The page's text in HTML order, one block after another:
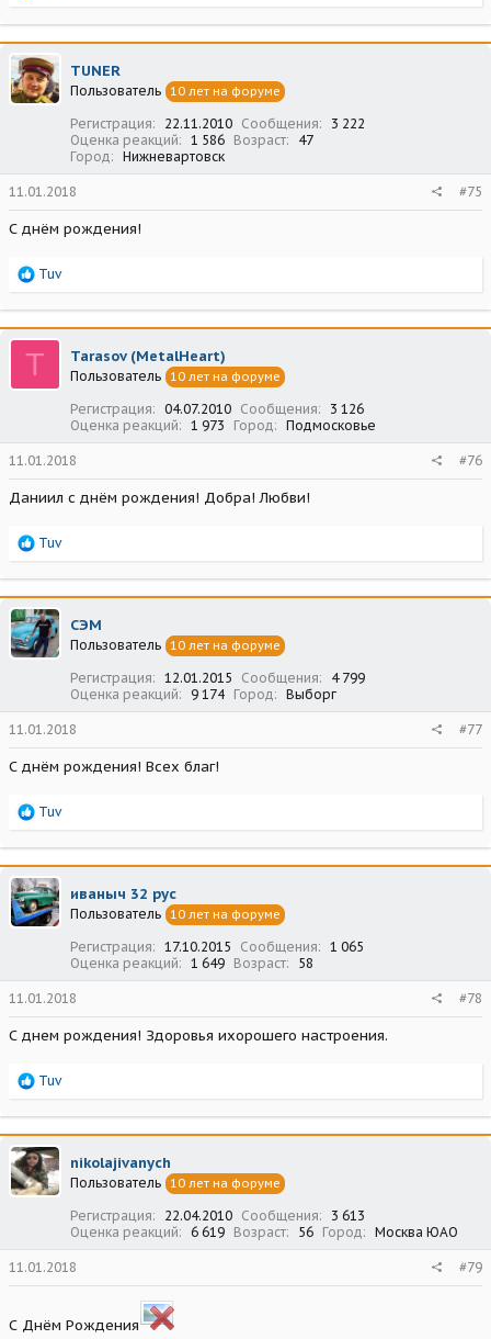
а
к
ц
и
и
TUNER
Пользователь 10 лет на форуме
Регистрация 22.11.2010 Сообщения
3 222
Оценка реакций
1 586 Возраст
47
Город
Нижневартовск
11.01.2018 #75
С днём рождения!
Р
а
к
ц
и
Tuv
T Tarasov (MetalHeart)
Пользователь 10 лет на форуме
Регистрация 04.07.2010 Сообщения
3 126
Оценка реакций
1 973 Город Подмосковье
11.01.2018 #76
Даниил с днём рождения! Добра! Любви!
Р
а
к
ц
и
и
Tuv
СЭМ
Пользователь 10 лет на форуме
Регистрация 12.01.2015 Сообщения
4 799
Оценка реакций
9 174 Город Выборг
11.01.2018 #77
С днём рождения! Всех благ!
Р
а
к
ц
и
и
Tuv
иваныч 32 рус
Пользователь 10 лет на форуме
Регистрация 17.10.2015 Сообщения
1 065
Оценка реакций
1 649 Возраст 58
11.01.2018 #78
С днем рождения! Здоровья ихорошего настроения.
Р
а
к
ц
и
и
Tuv
nikolajivanych
Пользователь 10 лет на форуме
Регистрация 22.04.2010 Сообщения
3 613
Оценка реакций
6 619 Возраст 56 Город Москва ЮАО
11.01.2018 #79
С Днём Рождения